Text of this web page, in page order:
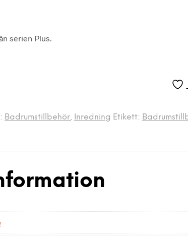
serien Plus.
Badrumstillbehör, Inredning Etikett: